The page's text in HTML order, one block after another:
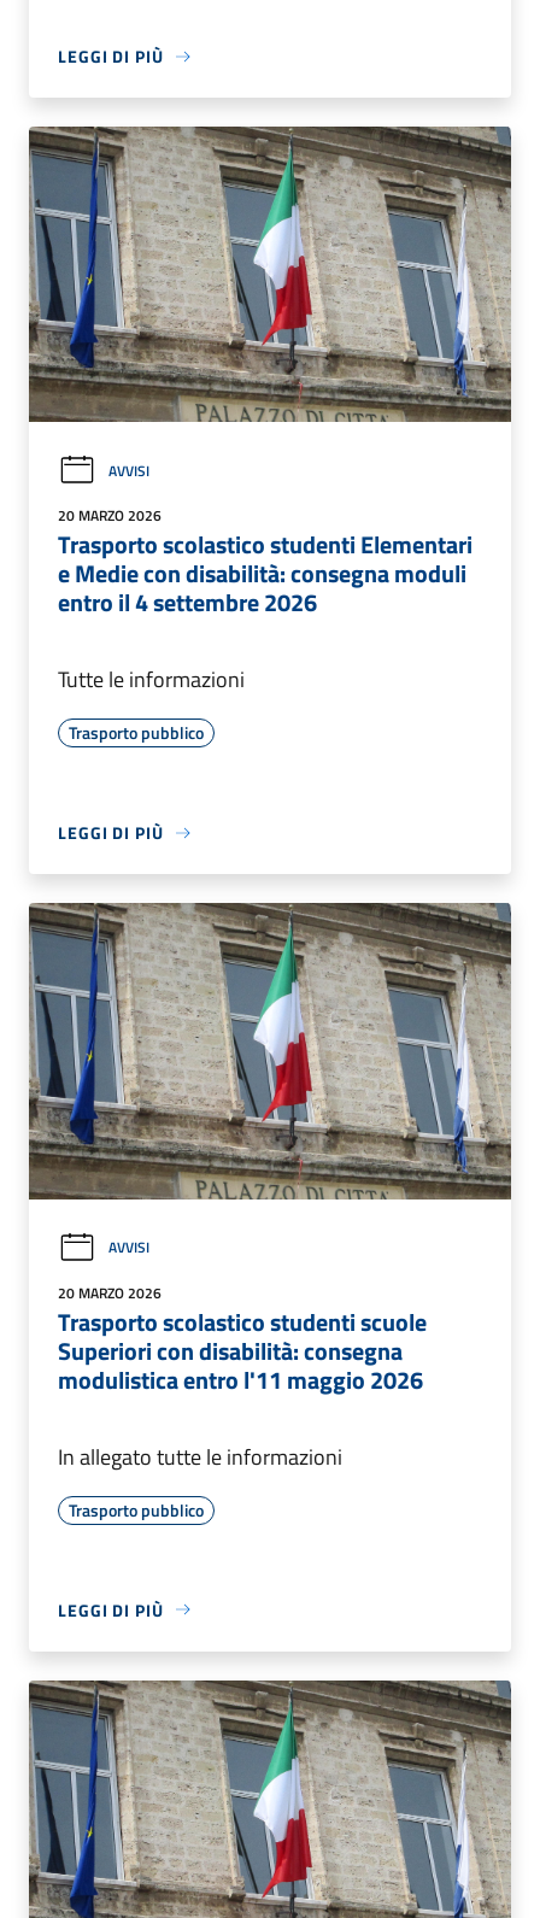
LEGGI DI PIÙ
AVVISI
20 MARZO 2026
Trasporto scolastico studenti Elementari
e Medie con disabilità: consegna moduli
entro il 4 settembre 2026
Tutte le informazioni
Trasporto pubblico
LEGGI DI PIÙ
AVVISI
20 MARZO 2026
Trasporto scolastico studenti scuole
Superiori con disabilità: consegna
modulistica entro l'11 maggio 2026
In allegato tutte le informazioni
Trasporto pubblico
LEGGI DI PIÙ